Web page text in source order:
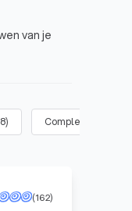
van je
8) Complete
(162)